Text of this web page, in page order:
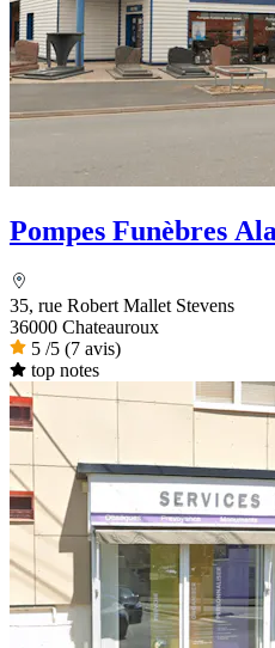
Pompes Funèbres
35, rue Robert Mallet Stevens
36000 Chateauroux
5 /5 (7 avis)
top notes